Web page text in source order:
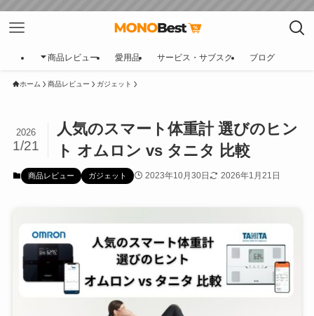
商品レビュー 愛用品 サービス・サブスク ブログ
ホーム 商品レビュー ガジェット
人気のスマート体重計 選びのヒン
ト オムロン vs タニタ 比較
2026
1/21
商品レビュー ガジェット 2023年10月30日 2026年1月21日